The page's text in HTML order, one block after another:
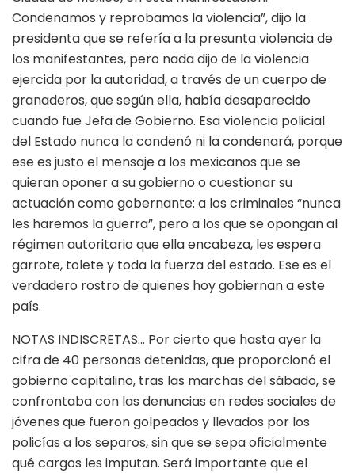
Condenamos y reprobamos la violencia”, dijo la
presidenta que se refería a la presunta violencia de
los manifestantes, pero nada dijo de la violencia
ejercida por la autoridad, a través de un cuerpo de
granaderos, que según ella, había desaparecido
cuando fue Jefa de Gobierno. Esa violencia policial
del Estado nunca la condenó ni la condenará, porque
ese es justo el mensaje a los mexicanos que se
quieran oponer a su gobierno o cuestionar su
actuación como gobernante: a los criminales “nunca
les haremos la guerra”, pero a los que se opongan al
régimen autoritario que ella encabeza, les espera
garrote, tolete y toda la fuerza del estado. Ese es el
verdadero rostro de quienes hoy gobiernan a este
país.
NOTAS INDISCRETAS… Por cierto que hasta ayer la
cifra de 40 personas detenidas, que proporcionó el
gobierno capitalino, tras las marchas del sábado, se
confrontaba con las denuncias en redes sociales de
jóvenes que fueron golpeados y llevados por los
policías a los separos, sin que se sepa oficialmente
qué cargos les imputan. Será importante que el